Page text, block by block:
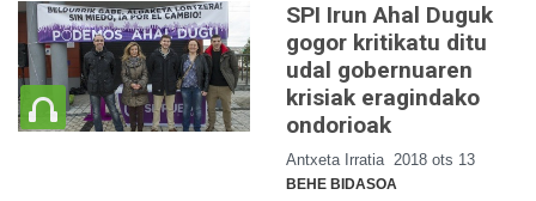
SPI Irun Ahal Duguk
gogor kritikatu ditu
udal gobernuaren
krisiak eragindako
ondorioak
Antxeta Irratia 2018 ots 13
BEHE BIDASOA